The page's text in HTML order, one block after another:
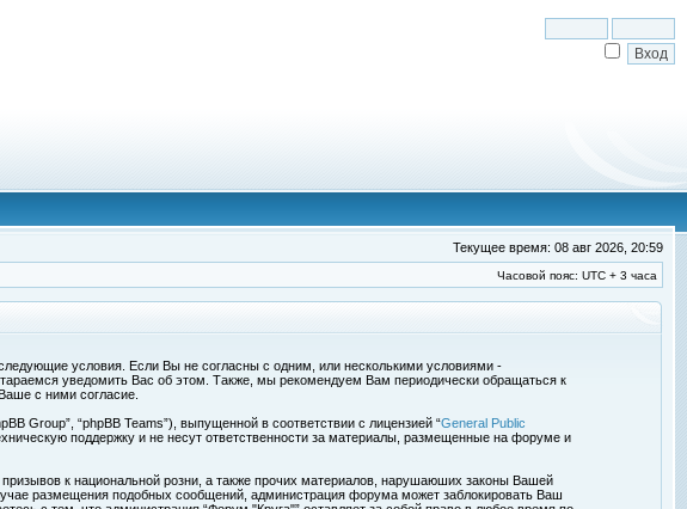
Текущее время: 08 авг 2026, 20:59
Часовой пояс: UTC + 3 часа
условия. Если Вы не согласны с одним, или несколькими условиями -
уведомить Вас об этом. Также, мы рекомендуем Вам периодически обращаться к
с ними согласие.
Group”, “phpBB Teams”), выпущенной в соответствии с лицензией “General Public
поддержку и не несут ответственности за материалы, размещенные на форуме и
к национальной розни, а также прочих материалов, нарушаюших законы Вашей
размещения подобных сообщений, администрация форума может заблокировать Ваш